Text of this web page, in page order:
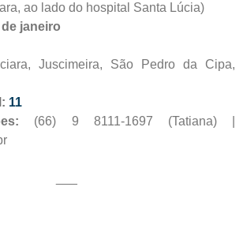
ao lado do hospital Santa Lúcia)
janeiro
Juscimeira, São Pedro da Cipa,
11
(66) 9 8111-1697 (Tatiana) |